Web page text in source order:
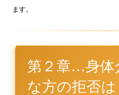
ます。
第２章…身体
な方の拒否